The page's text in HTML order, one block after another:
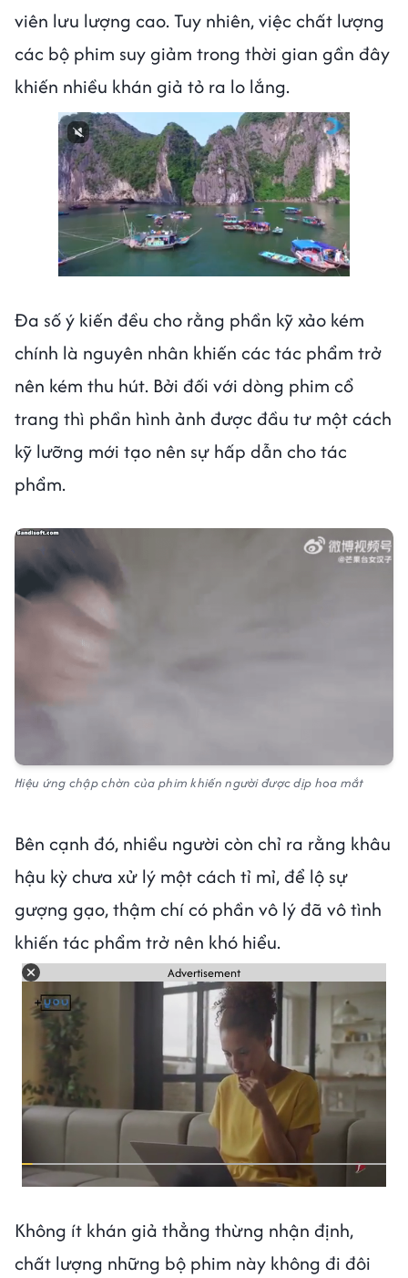
viên lưu lượng cao. Tuy nhiên, việc chất lượng
các bộ phim suy giảm trong thời gian gần đây
khiến nhiều khán giả tỏ ra lo lắng.
Next video in 1 Cancel
Đa số ý kiến đều cho rằng phần kỹ xảo kém
chính là nguyên nhân khiến các tác phẩm trở
nên kém thu hút. Bởi đối với dòng phim cổ
trang thì phần hình ảnh được đầu tư một cách
kỹ lưỡng mới tạo nên sự hấp dẫn cho tác
phẩm.
Hiệu ứng chập chờn của phim khiến người được dịp hoa mắt
Bên cạnh đó, nhiều người còn chỉ ra rằng khâu
hậu kỳ chưa xử lý một cách tỉ mỉ, để lộ sự
gượng gạo, thậm chí có phần vô lý đã vô tình
khiến tác phẩm trở nên khó hiểu.
Advertisement
Không ít khán giả thẳng thừng nhận định,
chất lượng những bộ phim này không đi đôi